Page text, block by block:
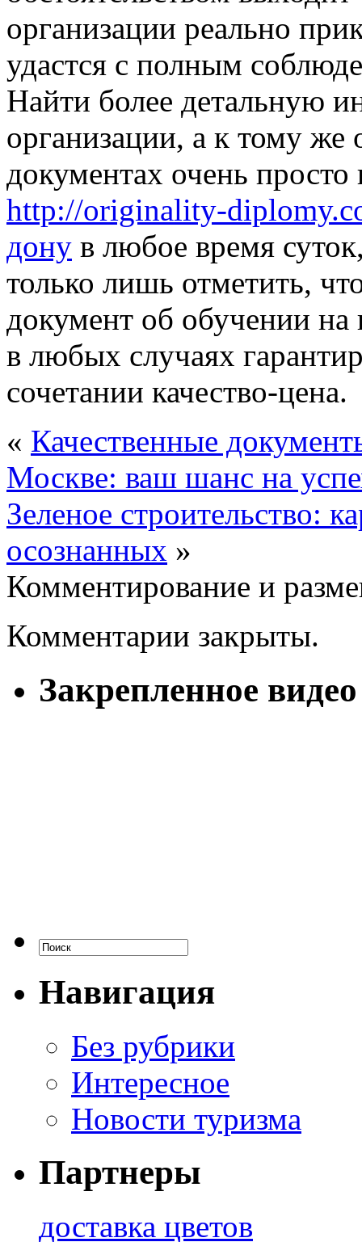
организации реально
удастся с полным
Найти более детальную
организации, а к тому же
документах очень просто
http://originality-
дону в любое время
только лишь отметить,
документ об обучении на
в любых случаях
сочетании качество-цена.
« Качественные
Москве: ваш шанс на
Зеленое строительство:
осознанных »
Комментирование и
Комментарии закрыты.
Закрепленное видео
Навигация
Без рубрики
Интересное
Новости туризма
Партнеры
доставка цветов